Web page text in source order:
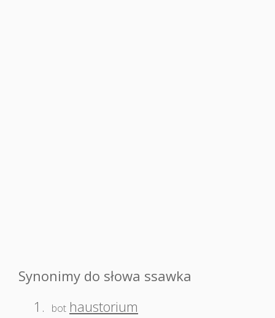
Synonimy do słowa ssawka
1.
bot haustorium